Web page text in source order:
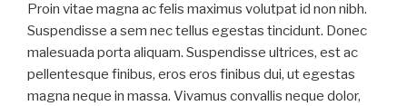
Proin vitae magna ac felis maximus volutpat id non nibh.
Suspendisse a sem nec tellus egestas tincidunt. Donec
malesuada porta aliquam. Suspendisse ultrices, est ac
pellentesque finibus, eros eros finibus dui, ut egestas
magna neque in massa. Vivamus convallis neque dolor,